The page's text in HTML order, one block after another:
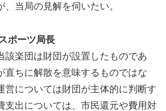
当局の見解を伺いたい。
ポーツ局長
該楽団は財団が設置したものであ
直ちに解散を意味するものではな
営については財団が主体的に判断す
支出については、市民還元や費用対